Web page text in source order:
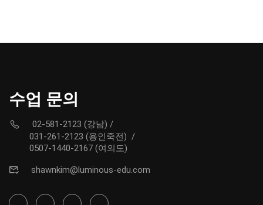
수업 문의
02-581-2123 (강남) /
031-261-2123 (용인죽전) /
0507-1440-2167 (여의도)
shawnkim@luminous-edu.com